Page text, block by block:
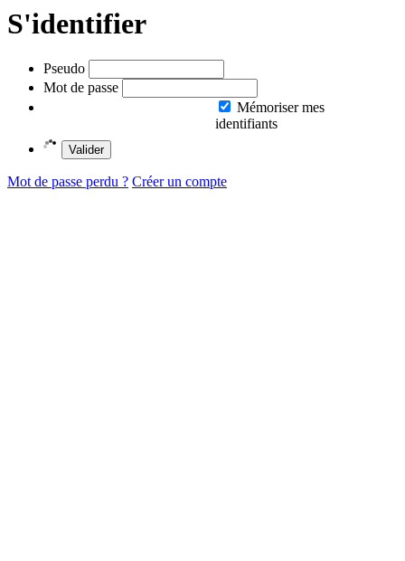
S'identifier
Pseudo
Mot de passe
Mémoriser mes
identifiants
Valider
Mot de passe perdu ? Créer un compte